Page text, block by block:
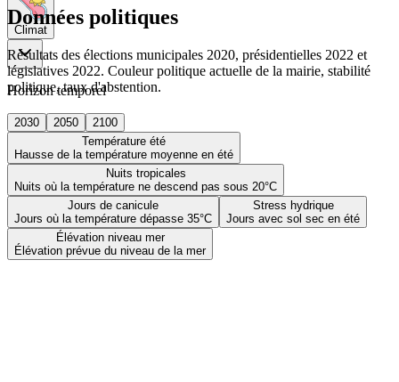
Climat
Horizon temporel
2030 2050
2100
Température été
Hausse de la température moyenne en été
Nuits tropicales
Nuits où la température ne descend pas sous 20°C
Jours de canicule
Jours où la température dépasse 35°C
Stress hydrique
Jours avec sol sec en été
Élévation niveau mer
Élévation prévue du niveau de la mer
Données politiques
Résultats des élections municipales 2020, présidentielles 2022 et
législatives 2022. Couleur politique actuelle de la mairie, stabilité
politique, taux d'abstention.